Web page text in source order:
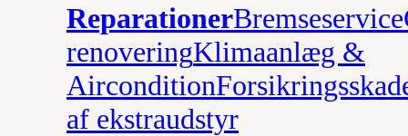
ReparationerBremseservice
renoveringKlimaanlæg &
Aircondition
af ekstraudstyr